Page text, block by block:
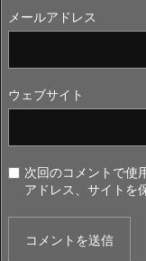
メールアドレス
ウェブサイト
次回のコメントで使
アドレス、サイトを